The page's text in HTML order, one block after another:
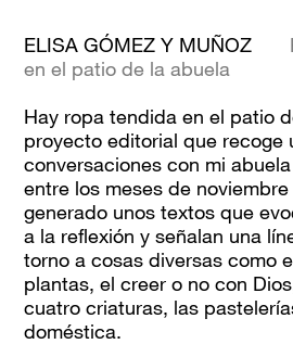
ELISA GÓMEZ Y MUÑOZ
en el patio de la abuela
Hay ropa tendida en el patio
proyecto editorial que recoge
conversaciones con mi
entre los meses de
generado unos textos que
a la reflexión y señalan una
torno a cosas diversas como
plantas, el creer o no con
cuatro criaturas, las
doméstica.